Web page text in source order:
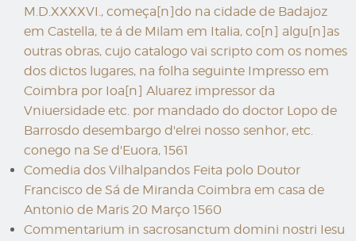
M.D.XXXXVI., começa[n]do na cidade de Badajoz
em Castella, te á de Milam em Italia, co[n] algu[n]as
outras obras, cujo catalogo vai scripto com os nomes
dos dictos lugares, na folha seguinte Impresso em
Coimbra por Ioa[n] Aluarez impressor da
Vniuersidade etc. por mandado do doctor Lopo de
Barrosdo desembargo d'elrei nosso senhor, etc.
conego na Se d'Euora, 1561
Comedia dos Vilhalpandos Feita polo Doutor
Francisco de Sá de Miranda Coimbra em casa de
Antonio de Maris 20 Março 1560
Commentarium in sacrosanctum domini nostri Iesu